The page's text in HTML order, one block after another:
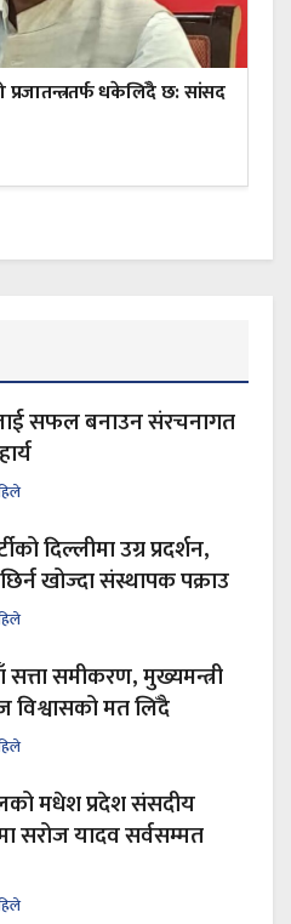
प्रजातन्त्रतर्फ धकेलिँदै छ: सांसद
सफल बनाउन संरचनागत
दिल्लीमा उग्र प्रदर्शन,
खोज्दा संस्थापक पक्राउ
समीकरण, मुख्यमन्त्री
मत लिँदै
मधेश प्रदेश संसदीय
सरोज यादव सर्वसम्मत